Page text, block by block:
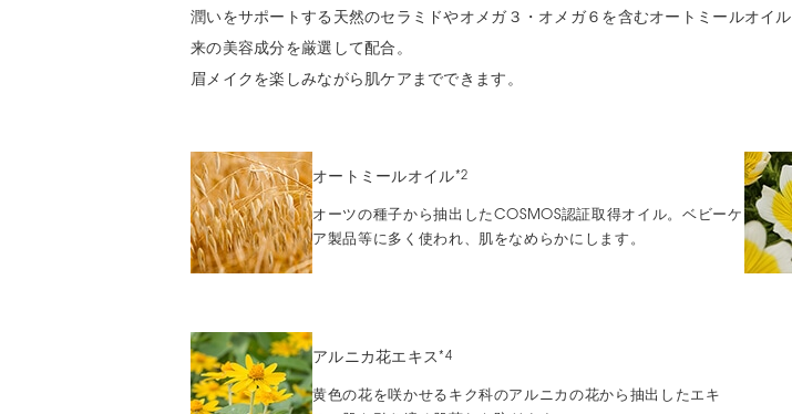
潤いをサポートする天然のセラミドやオメガ３・オメガ６を含むオートミールオイル
来の美容成分を厳選して配合。
眉メイクを楽しみながら肌ケアまでできます。
オートミールオイル*2
オーツの種子から抽出したCOSMOS認証取得オイル。ベビーケ
ア製品等に多く使われ、肌をなめらかにします。
アルニカ花エキス *4
黄色の花を咲かせるキク科のアルニカの花から抽出したエキ